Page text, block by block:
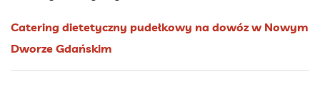
Catering dietetyczny pudełkowy na dowóz w Nowym
Dworze Gdańskim